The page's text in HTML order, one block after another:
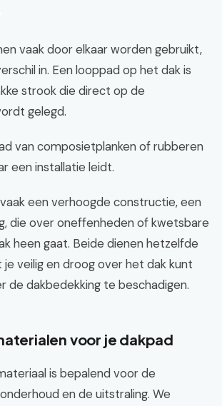
vaak door elkaar worden gebruikt,
in. Een looppad op het dak is
strook die direct op de
gelegd.
van composietplanken of rubberen
een installatie leidt.
een verhoogde constructie, een
die over oneffenheden of kwetsbare
heen gaat. Beide dienen hetzelfde
je veilig en droog over het dak kunt
de dakbedekking te beschadigen.
voor je dakpad
is bepalend voor de
en de uitstraling. We